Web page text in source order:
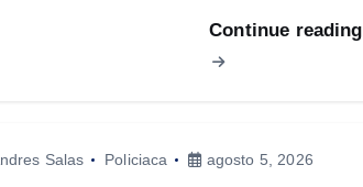
Continue reading
Salas Policiaca agosto 5, 2026